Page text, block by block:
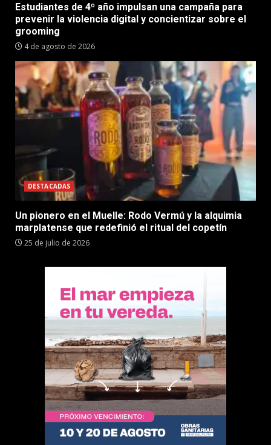
Estudiantes de 4º año impulsan una campaña para
prevenir la violencia digital y concientizar sobre el
grooming
4 de agosto de 2026
DESTACADAS
Un pionero en el Muelle: Rodo Vermú y la alquimia
marplatense que redefinió el ritual del copetín
25 de julio de 2026